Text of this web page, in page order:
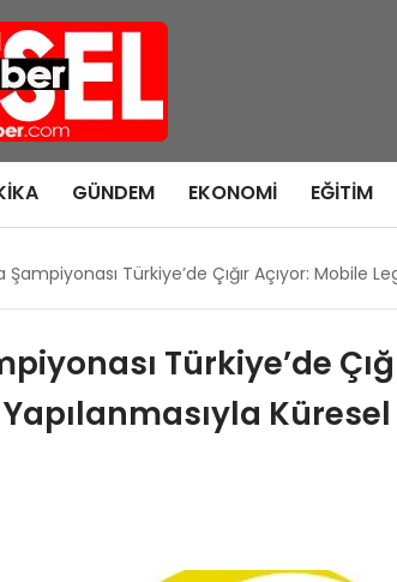
GÜNDEM EKONOMI EĞITIM
Şampiyonası Türkiye’de Çığır Açıyor: Mobile
Türkiye’de